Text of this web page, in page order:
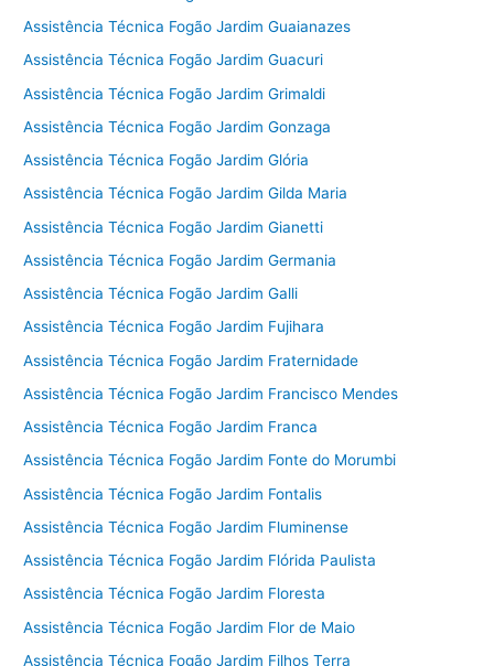
Assistência Técnica Fogão Jardim Guaianazes
Assistência Técnica Fogão Jardim Guacuri
Assistência Técnica Fogão Jardim Grimaldi
Assistência Técnica Fogão Jardim Gonzaga
Assistência Técnica Fogão Jardim Glória
Assistência Técnica Fogão Jardim Gilda Maria
Assistência Técnica Fogão Jardim Gianetti
Assistência Técnica Fogão Jardim Germania
Assistência Técnica Fogão Jardim Galli
Assistência Técnica Fogão Jardim Fujihara
Assistência Técnica Fogão Jardim Fraternidade
Assistência Técnica Fogão Jardim Francisco Mendes
Assistência Técnica Fogão Jardim Franca
Assistência Técnica Fogão Jardim Fonte do Morumbi
Assistência Técnica Fogão Jardim Fontalis
Assistência Técnica Fogão Jardim Fluminense
Assistência Técnica Fogão Jardim Flórida Paulista
Assistência Técnica Fogão Jardim Floresta
Assistência Técnica Fogão Jardim Flor de Maio
Assistência Técnica Fogão Jardim Filhos Terra